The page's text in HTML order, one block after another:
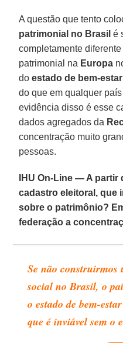
A questão que tento
patrimonial no Brasil é
completamente
patrimonial na Europa
do estado de bem-
do que em qualquer
evidência disso é esse
dados agregados da
concentração muito
pessoas.
IHU On-Line — A
cadastro eleitoral, que
sobre o patrimônio?
federação a
Se não construirmos
social no Brasil, o
o estado de bem-
que é inviável sem o